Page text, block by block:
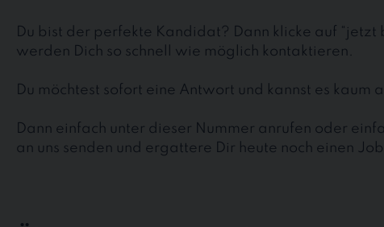
Du bist der perfekte Kandidat? Dann klicke auf “jetzt
werden Dich so schnell wie möglich kontaktieren.
Du möchtest sofort eine Antwort und kannst es kaum
Dann einfach unter dieser Nummer anrufen oder
an uns senden und ergattere Dir heute noch einen